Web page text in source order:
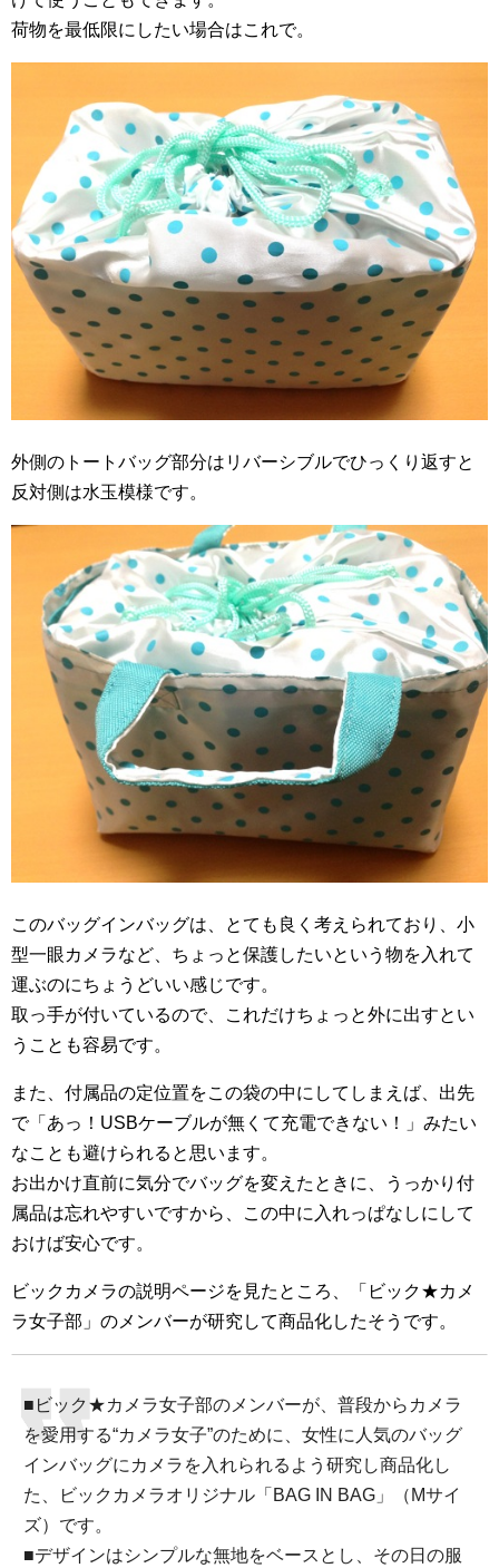
荷物を最低限にしたい場合はこれで。
外側のトートバッグ部分はリバーシブルでひっくり返すと
反対側は水玉模様です。
このバッグインバッグは、とても良く考えられており、小
型一眼カメラなど、ちょっと保護したいという物を入れて
運ぶのにちょうどいい感じです。
取っ手が付いているので、これだけちょっと外に出すとい
うことも容易です。
また、付属品の定位置をこの袋の中にしてしまえば、出先
で「あっ！USBケーブルが無くて充電できない！」みたい
なことも避けられると思います。
お出かけ直前に気分でバッグを変えたときに、うっかり付
属品は忘れやすいですから、この中に入れっぱなしにして
おけば安心です。
ビックカメラの説明ページを見たところ、「ビック★カメ
ラ女子部」のメンバーが研究して商品化したそうです。
■ビック★カメラ女子部のメンバーが、普段からカメラ
を愛用する“カメラ女子”のために、女性に人気のバッグ
インバッグにカメラを入れられるよう研究し商品化し
た、ビックカメラオリジナル「BAG IN BAG」（Mサイ
ズ）です。
■デザインはシンプルな無地をベースとし、その日の服